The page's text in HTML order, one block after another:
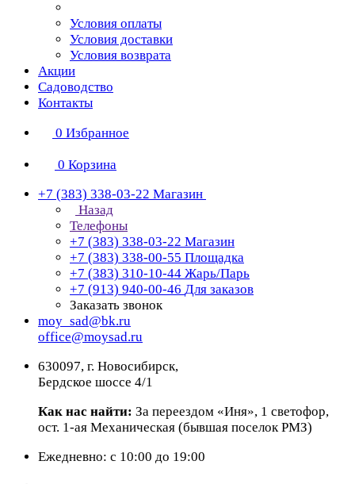
Условия оплаты
Условия доставки
Условия возврата
Акции
Садоводство
Контакты
0 Избранное
0 Корзина
+7 (383) 338-03-22 Магазин
Назад
Телефоны
+7 (383) 338-03-22 Магазин
+7 (383) 338-00-55 Площадка
+7 (383) 310-10-44 Жарь/Парь
+7 (913) 940-00-46 Для заказов
Заказать звонок
moy_sad@bk.ru
office@moysad.ru
630097, г. Новосибирск,
Бердское шоссе 4/1
Как нас найти: За переездом «Иня», 1 светофор,
ост. 1-ая Механическая (бывшая поселок РМЗ)
Ежедневно: с 10:00 до 19:00